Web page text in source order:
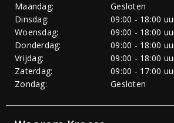
Maandag:
Gesloten
Dinsdag:
09:00 - 18:00
Woensdag:
09:00 - 18:00
Donderdag:
09:00 - 18:00
Vrijdag:
09:00 - 18:00
Zaterdag:
09:00 - 17:00
Zondag:
Gesloten